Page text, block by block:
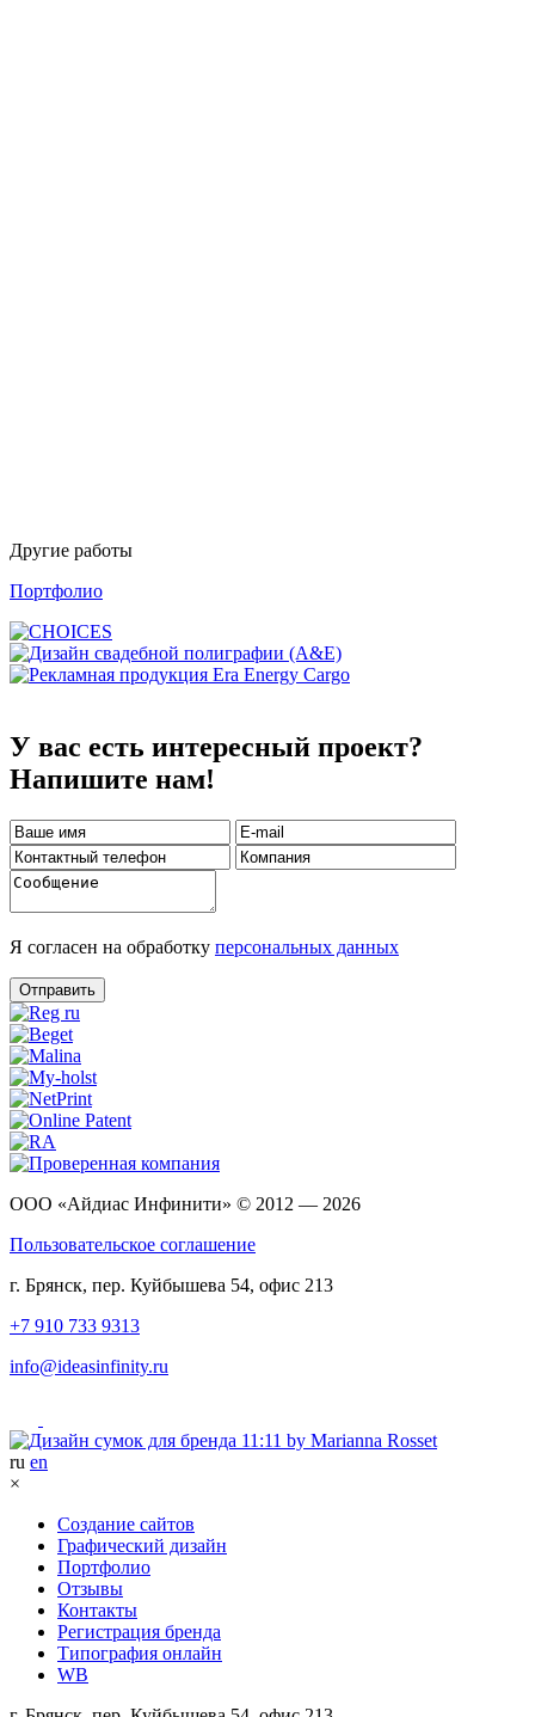
Другие работы
Портфолио
У вас есть интересный проект?
Напишите нам!
Я согласен на обработку персональных данных
Отправить
ООО «Айдиас Инфинити» © 2012 — 2026
Пользовательское соглашение
г. Брянск, пер. Куйбышева 54, офис 213
+7 910 733 9313
info@ideasinfinity.ru
ru en
×
Создание сайтов
Графический дизайн
Портфолио
Отзывы
Контакты
Регистрация бренда
Типография онлайн
WB